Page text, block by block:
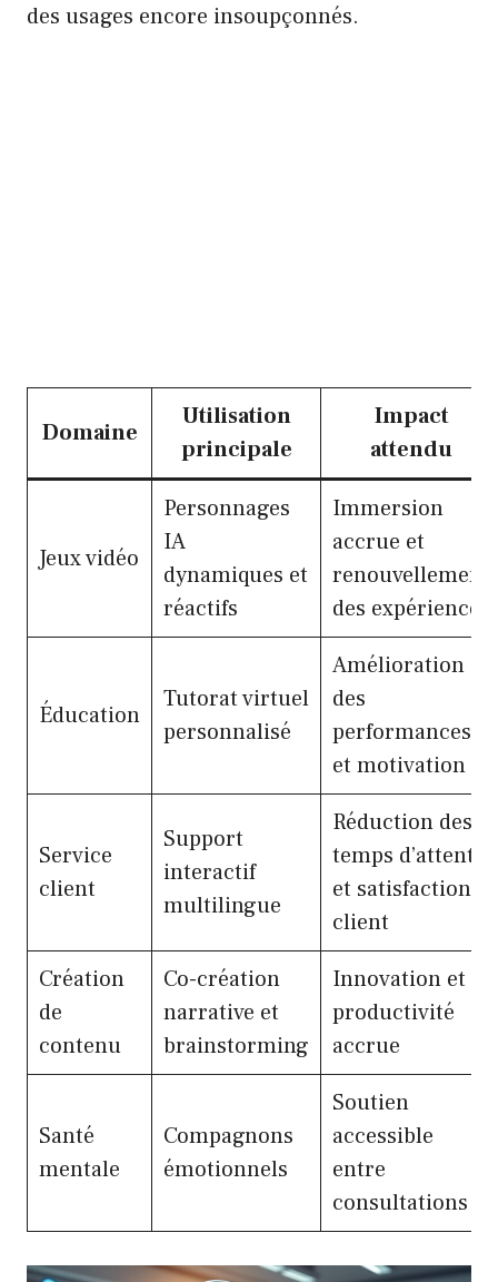
des usages encore insoupçonnés.
Domaine
Utilisation
principale
Impact
attendu
Jeux vidéo
Personnages
IA
dynamiques et
réactifs
Immersion
accrue et
renouvellement
des expériences
Éducation
Tutorat virtuel
personnalisé
Amélioration
des
performances
et motivation
Service
client
Support
interactif
multilingue
Réduction des
temps d’attente
et satisfaction
client
Création
de
contenu
Co-création
narrative et
brainstorming
Innovation et
productivité
accrue
Santé
mentale
Compagnons
émotionnels
Soutien
accessible
entre
consultations